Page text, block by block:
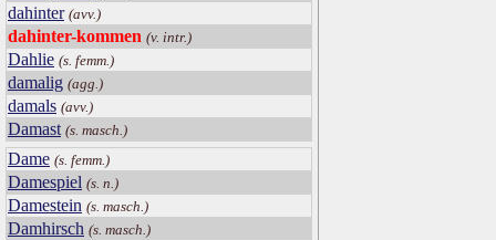
dahinter (avv.)
dahinter-kommen (v. intr.)
Dahlie (s. femm.)
damalig (agg.)
damals (avv.)
Damast (s. masch.)
Dame (s. femm.)
Damespiel (s. n.)
Damestein (s. masch.)
Damhirsch (s. masch.)